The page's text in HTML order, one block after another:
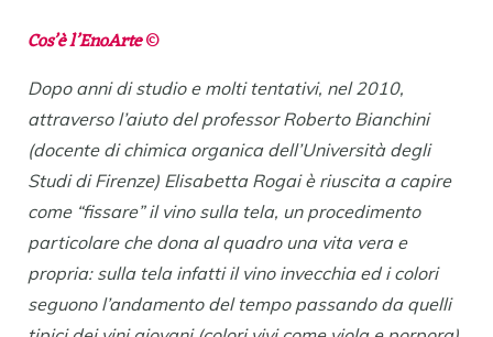
Cos’è l’EnoArte©
Dopo anni di studio e molti tentativi, nel 2010,
attraverso l’aiuto del professor Roberto Bianchini
(docente di chimica organica dell’Università degli
Studi di Firenze) Elisabetta Rogai è riuscita a capire
come “fissare” il vino sulla tela, un procedimento
particolare che dona al quadro una vita vera e
propria: sulla tela infatti il vino invecchia ed i colori
seguono l’andamento del tempo passando da quelli